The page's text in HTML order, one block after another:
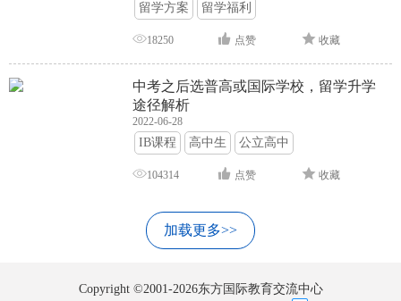
留学方案 留学福利
18250 点赞 收藏
中考之后选普高或国际学校，留学升学
途径解析
2022-06-28
IB课程 高中生 公立高中
104314 点赞 收藏
加载更多>>
Copyright ©2001-2026东方国际教育交流中心